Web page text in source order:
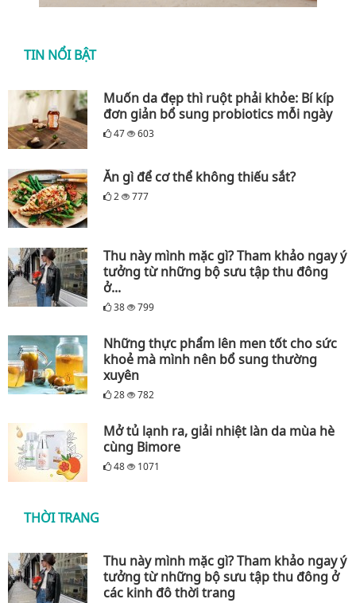
TIN NỔI BẬT
Muốn da đẹp thì ruột phải khỏe: Bí kíp
đơn giản bổ sung probiotics mỗi ngày
47 603
Ăn gì để cơ thể không thiếu sắt?
2 777
Thu này mình mặc gì? Tham khảo ngay ý
tưởng từ những bộ sưu tập thu đông
ở...
38 799
Những thực phẩm lên men tốt cho sức
khoẻ mà mình nên bổ sung thường
xuyên
28 782
Mở tủ lạnh ra, giải nhiệt làn da mùa hè
cùng Bimore
48 1071
THỜI TRANG
Thu này mình mặc gì? Tham khảo ngay ý
tưởng từ những bộ sưu tập thu đông ở
các kinh đô thời trang